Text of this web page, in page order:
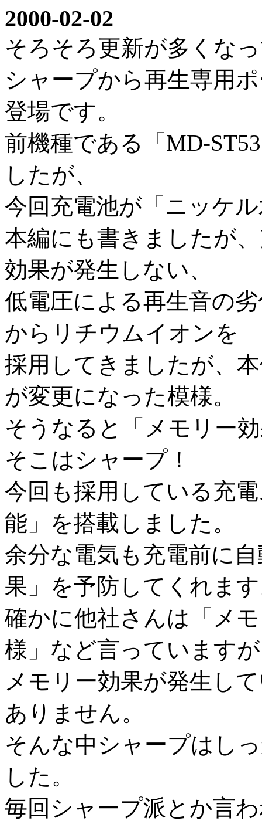
2000-02-02
そろそろ更新が多くな
シャープから再生専用
登場です。
前機種である「MD-
したが、
今回充電池が「ニッケ
本編にも書きましたが
効果が発生しない、
低電圧による再生音の
からリチウムイオンを
採用してきましたが、
が変更になった模様。
そうなると「メモリー
そこはシャープ！
今回も採用している充
能」を搭載しました。
余分な電気も充電前に
果」を予防してくれま
確かに他社さんは「メ
様」など言っています
メモリー効果が発生し
ありません。
そんな中シャープはし
した。
毎回シャープ派とか言